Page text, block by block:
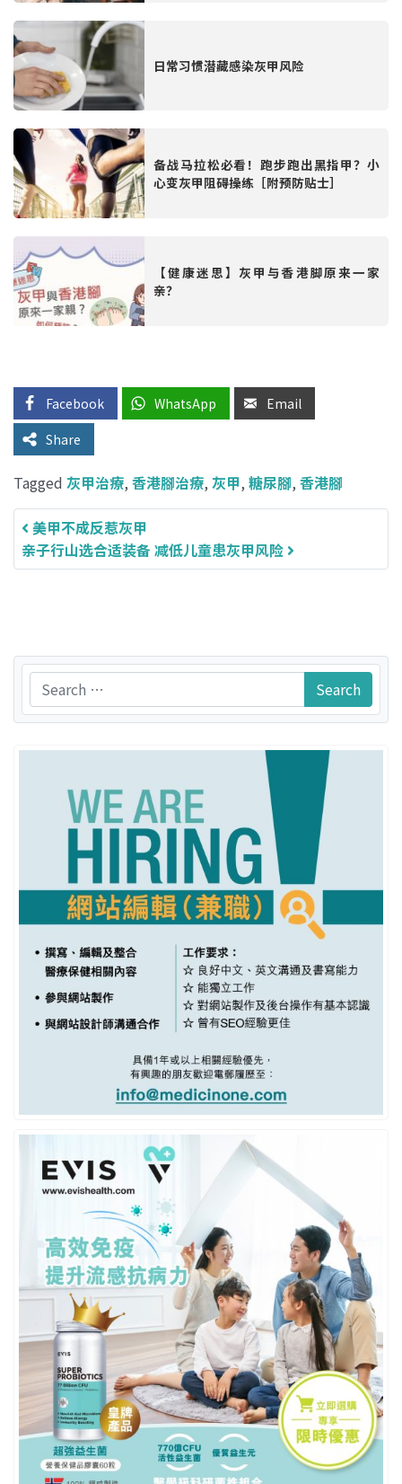
日常习惯潜藏感染灰甲风险
备战马拉松必看！跑步跑出黑指甲？小
心变灰甲阻碍操练［附预防贴士］
【健康迷思】灰甲与香港脚原来一家
亲？
Facebook WhatsApp
Email
Share
Tagged 灰甲治療, 香港腳治療, 灰甲, 糖尿腳, 香港腳
Post navigation
美甲不成反惹灰甲
亲子行山选合适装备 减低儿童患灰甲风险
Search